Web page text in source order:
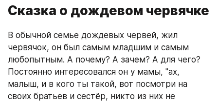
Сказка о дождевом червячке
В обычной семье дождевых червей, жил
червячок, он был самым младшим и самым
любопытным. А почему? А зачем? А для чего?
Постоянно интересовался он у мамы, "ах,
малыш, и в кого ты такой, вот посмотри на
своих братьев и сестёр, никто из них не